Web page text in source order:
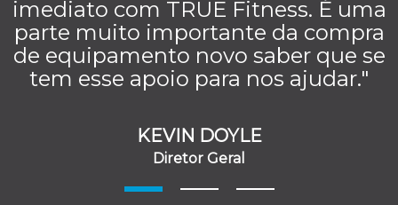
imediato com TRUE Fitness. É uma
parte muito importante da compra
de equipamento novo saber que se
tem esse apoio para nos ajudar."
KEVIN DOYLE
Diretor Geral